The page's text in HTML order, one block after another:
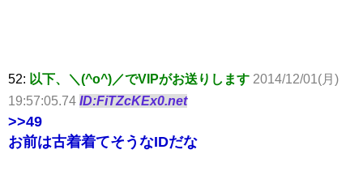
52: 以下、＼(^o^)／でVIPがお送りします 2014/12/01(月)
19:57:05.74 ID:FiTZcKEx0.net
>>49
お前は古着着てそうなIDだな